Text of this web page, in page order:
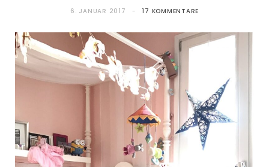
6. JANUAR 2017 17 KOMMENTARE